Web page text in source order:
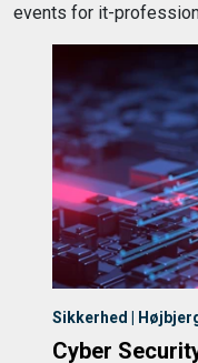
events for it-
Sikkerhed |
Cyber